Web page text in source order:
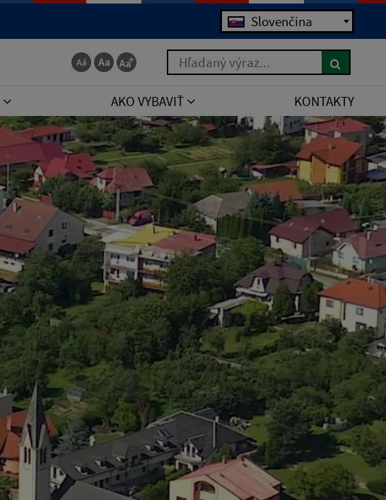
Slovenčina
Hľadaný výraz...
AKO VYBAVIŤ KONTAKTY